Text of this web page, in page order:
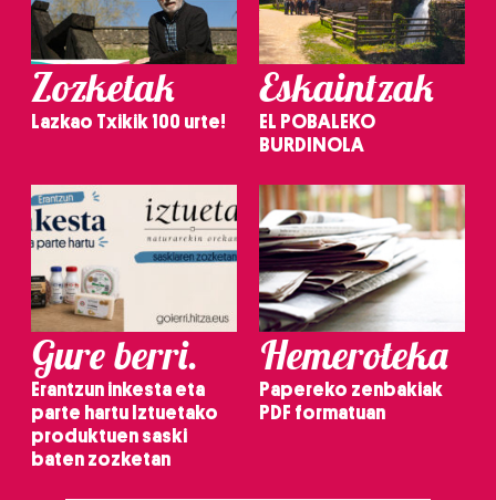
Zozketak
Lazkao Txikik 100 urte!
Eskaintzak
EL POBALEKO
BURDINOLA
Gure berri.
Erantzun inkesta eta
parte hartu Iztuetako
produktuen saski
baten zozketan
Hemeroteka
Papereko zenbakiak
PDF formatuan